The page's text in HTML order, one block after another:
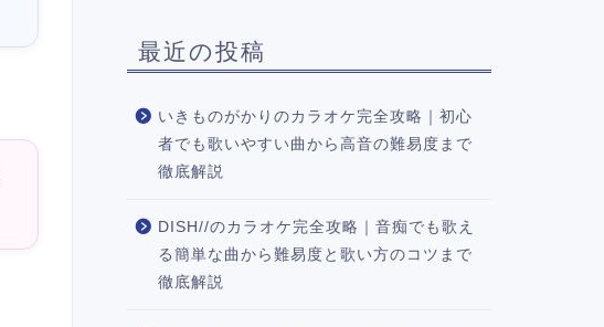
最近の投稿
いきものがかりのカラオケ完全攻略｜初心
者でも歌いやすい曲から高音の難易度まで
徹底解説
DISH//のカラオケ完全攻略｜音痴でも歌え
る簡単な曲から難易度と歌い方のコツまで
徹底解説